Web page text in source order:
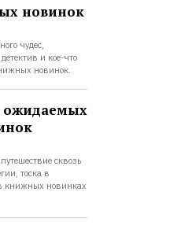
новинок
чудес,
и кое-что
новинок.
ожидаемых
сквозь
тоска в
книжных новинках